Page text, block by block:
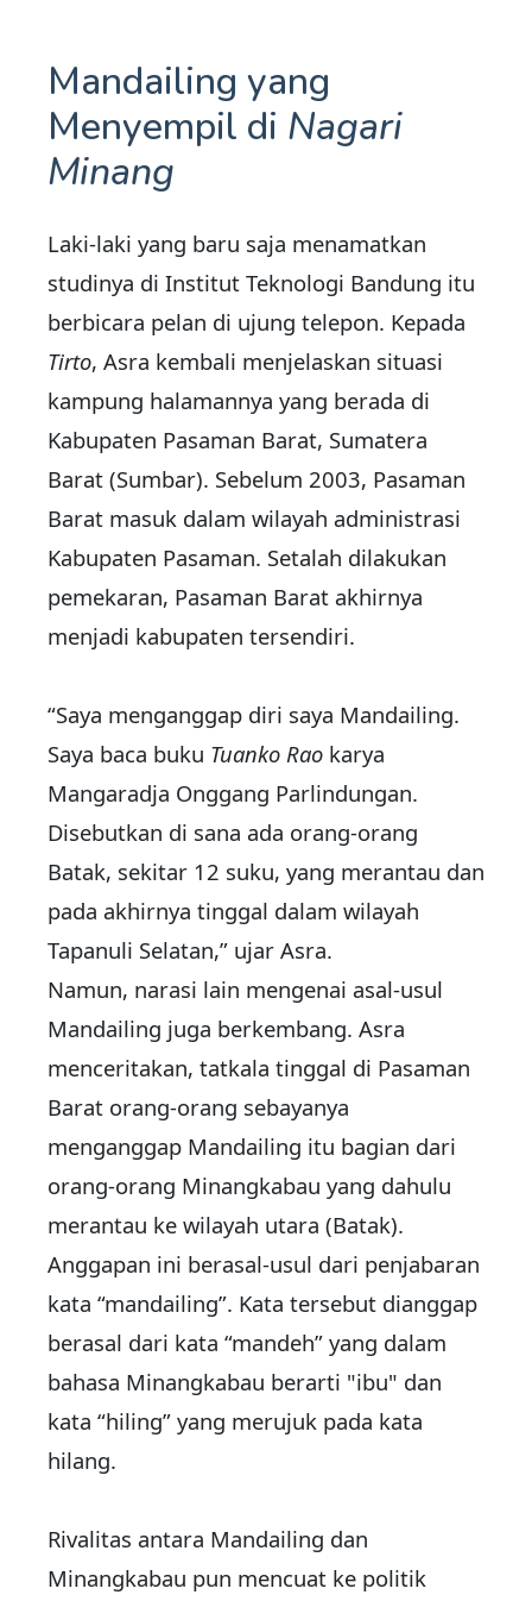
Mandailing yang
Menyempil di Nagari
Minang
Laki-laki yang baru saja menamatkan
studinya di Institut Teknologi Bandung itu
berbicara pelan di ujung telepon. Kepada
Tirto, Asra kembali menjelaskan situasi
kampung halamannya yang berada di
Kabupaten Pasaman Barat, Sumatera
Barat (Sumbar). Sebelum 2003, Pasaman
Barat masuk dalam wilayah administrasi
Kabupaten Pasaman. Setalah dilakukan
pemekaran, Pasaman Barat akhirnya
menjadi kabupaten tersendiri.
“Saya menganggap diri saya Mandailing.
Saya baca buku Tuanko Rao karya
Mangaradja Onggang Parlindungan.
Disebutkan di sana ada orang-orang
Batak, sekitar 12 suku, yang merantau dan
pada akhirnya tinggal dalam wilayah
Tapanuli Selatan,” ujar Asra.
Namun, narasi lain mengenai asal-usul
Mandailing juga berkembang. Asra
menceritakan, tatkala tinggal di Pasaman
Barat orang-orang sebayanya
menganggap Mandailing itu bagian dari
orang-orang Minangkabau yang dahulu
merantau ke wilayah utara (Batak).
Anggapan ini berasal-usul dari penjabaran
kata “mandailing”. Kata tersebut dianggap
berasal dari kata “mandeh” yang dalam
bahasa Minangkabau berarti "ibu" dan
kata “hiling” yang merujuk pada kata
hilang.
Rivalitas antara Mandailing dan
Minangkabau pun mencuat ke politik